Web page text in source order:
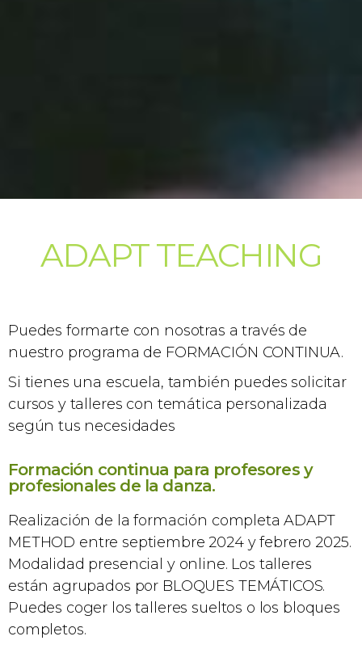
ADAPT TEACHING
Puedes formarte con nosotras a través de
nuestro programa de FORMACIÓN CONTINUA.
Si tienes una escuela, también puedes solicitar
cursos y talleres con temática personalizada
según tus necesidades
Formación continua para profesores y
profesionales de la danza.
Realización de la formación completa ADAPT
METHOD entre septiembre 2024 y febrero 2025.
Modalidad presencial y online. Los talleres
están agrupados por BLOQUES TEMÁTICOS.
Puedes coger los talleres sueltos o los bloques
completos.